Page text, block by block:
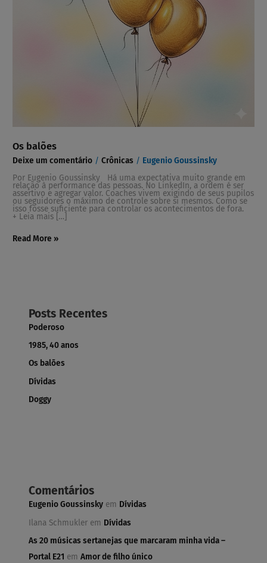
Os balões
Deixe um comentário /Crônicas / Eugenio Goussinsky
Por Eugenio Goussinsky Há uma expectativa muito grande em
relação à performance das pessoas. No LinkedIn, a ordem é ser
assertivo e agregar valor. Coaches vivem exigindo de seus pupilos
ou seguidores o máximo de controle sobre si mesmos. Como se
isso fosse suficiente para controlar os acontecimentos de fora.
+ Leia mais […]
Read More »
Posts Recentes
Poderoso
1985, 40 anos
Os balões
Dívidas
Doggy
Comentários
Eugenio Goussinsky em Dívidas
Ilana Schmukler em Dívidas
As 20 músicas sertanejas que marcaram minha vida –
Portal E21 emAmor de filho único